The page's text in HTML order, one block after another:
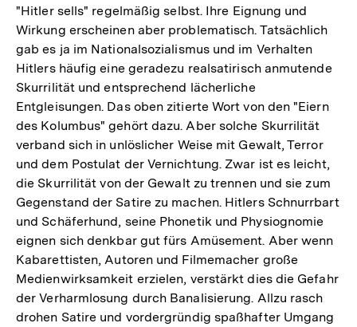
"Hitler sells" regelmäßig selbst. Ihre Eignung und
Wirkung erscheinen aber problematisch. Tatsächlich
gab es ja im Nationalsozialismus und im Verhalten
Hitlers häufig eine geradezu realsatirisch anmutende
Skurrilität und entsprechend lächerliche
Entgleisungen. Das oben zitierte Wort von den "Eiern
des Kolumbus" gehört dazu. Aber solche Skurrilität
verband sich in unlöslicher Weise mit Gewalt, Terror
und dem Postulat der Vernichtung. Zwar ist es leicht,
die Skurrilität von der Gewalt zu trennen und sie zum
Gegenstand der Satire zu machen. Hitlers Schnurrbart
und Schäferhund, seine Phonetik und Physiognomie
eignen sich denkbar gut fürs Amüsement. Aber wenn
Kabarettisten, Autoren und Filmemacher große
Medienwirksamkeit erzielen, verstärkt dies die Gefahr
der Verharmlosung durch Banalisierung. Allzu rasch
drohen Satire und vordergründig spaßhafter Umgang